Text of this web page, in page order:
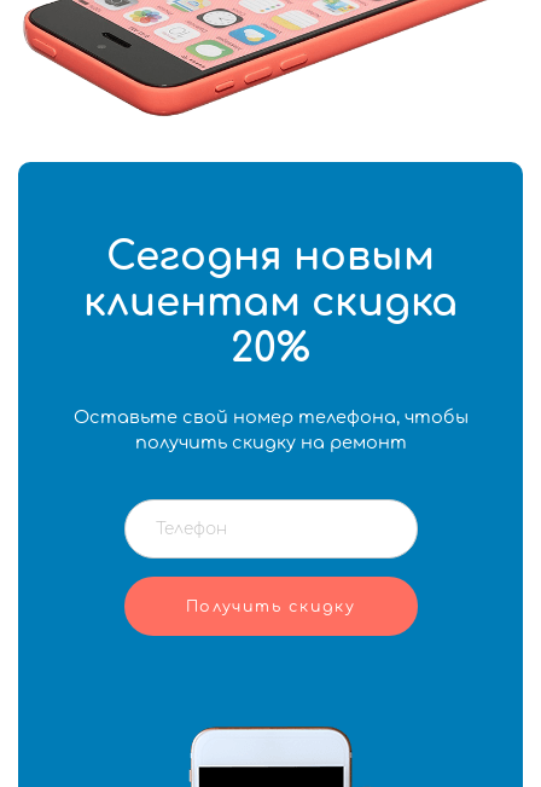
Сегодня новым
клиентам скидка
20%
Оставьте свой номер телефона, чтобы
получить скидку на ремонт